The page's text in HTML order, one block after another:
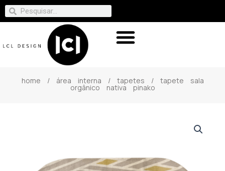
home / área interna / tapetes / tapete sala
orgânico nativa pinako